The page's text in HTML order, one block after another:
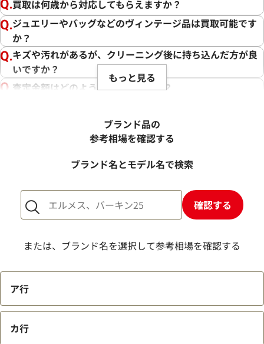
買取は何歳から対応してもらえますか？
ジュエリーやバッグなどのヴィンテージ品は買取可能です
か？
キズや汚れがあるが、クリーニング後に持ち込んだ方が良
いですか？
査定金額はどのように決まりますか？
売却するか悩んでいるのですが、査定だけお願いできます
1点からでも査定できますか？
もっと見る
ブランド品の
参考相場を確認する
ブランド名とモデル名で検索
確認する
または、ブランド名を選択して参考相場を確認する
ア行
カ行